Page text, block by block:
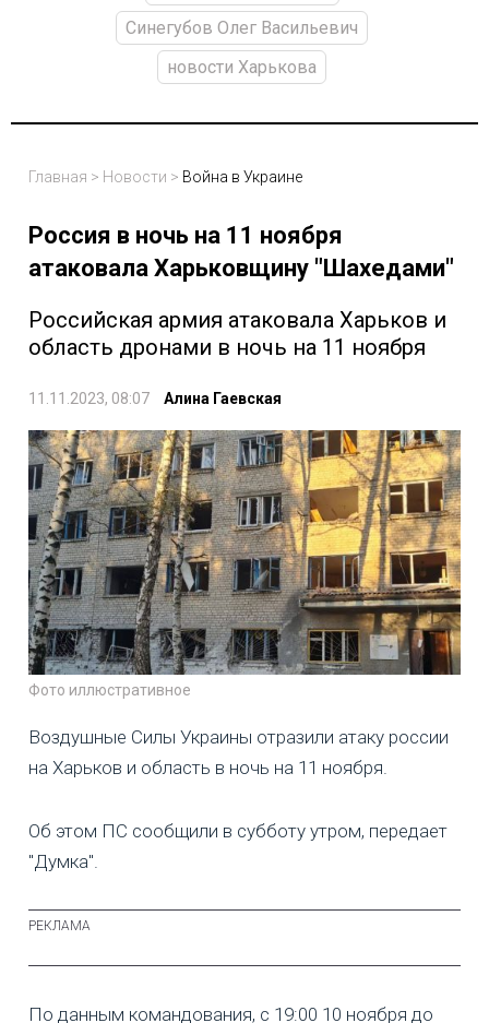
Синегубов Олег Васильевич
новости Харькова
Главная > Новости > Война в Украине
Россия в ночь на 11 ноября
атаковала Харьковщину "Шахедами"
Российская армия атаковала Харьков и
область дронами в ночь на 11 ноября
11.11.2023, 08:07 Алина Гаевская
Фото иллюстративное
Воздушные Силы Украины отразили атаку россии
на Харьков и область в ночь на 11 ноября.
Об этом ПС сообщили в субботу утром, передает
"Думка".
По данным командования, с 19:00 10 ноября до